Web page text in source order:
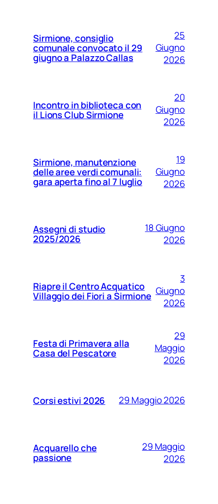
Sirmione, consiglio
comunale convocato il 29
giugno a Palazzo Callas
25
Giugno
2026
Incontro in biblioteca con
il Lions Club Sirmione
20
Giugno
2026
Sirmione, manutenzione
delle aree verdi comunali:
gara aperta fino al 7 luglio
19
Giugno
2026
Assegni di studio
2025/2026
18 Giugno
2026
Riapre il Centro Acquatico
Villaggio dei Fiori a Sirmione
3
Giugno
2026
Festa di Primavera alla
Casa del Pescatore
29
Maggio
2026
Corsi estivi 2026 29 Maggio 2026
Acquarello che
passione
29 Maggio
2026